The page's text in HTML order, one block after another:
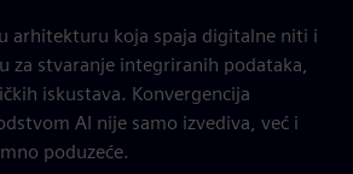
arhitekturu koja spaja digitalne niti i
za stvaranje integriranih podataka,
iskustava. Konvergencija
AI nije samo izvediva, već i
poduzeće.